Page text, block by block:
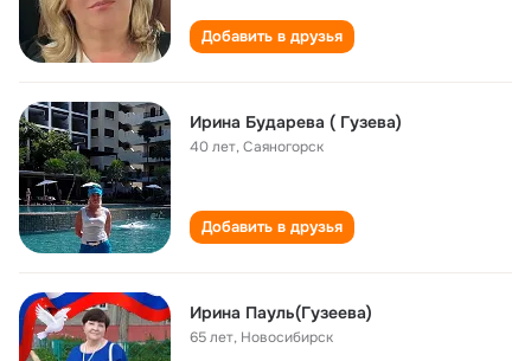
Добавить в друзья
Ирина Бударева ( Гузева)
40 лет,Саяногорск
Добавить в друзья
Ирина Пауль(Гузеева)
65 лет, Новосибирск